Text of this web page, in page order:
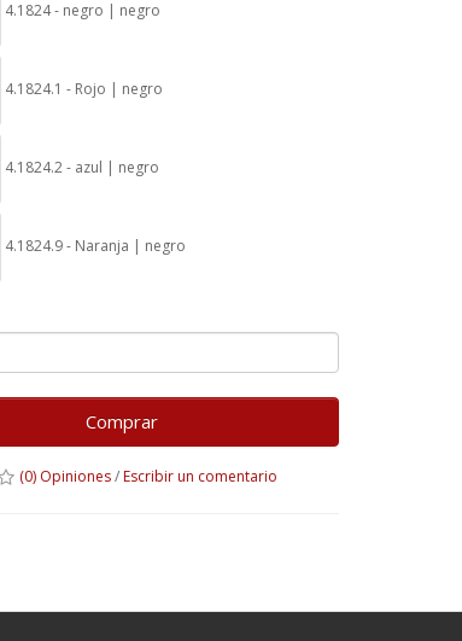
4.1824 - negro | negro
4.1824.1 - Rojo | negro
4.1824.2 - azul | negro
4.1824.9 - Naranja | negro
Comprar
(0) Opiniones/ Escribir un comentario